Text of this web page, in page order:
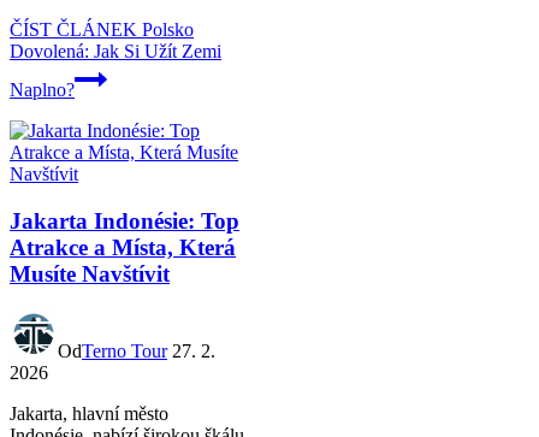
ČÍST ČLÁNEK Polsko
Dovolená: Jak Si Užít Zemi
Naplno?
Jakarta Indonésie: Top
Atrakce a Místa, Která
Musíte Navštívit
OdTerno Tour 27. 2.
2026
Jakarta, hlavní město